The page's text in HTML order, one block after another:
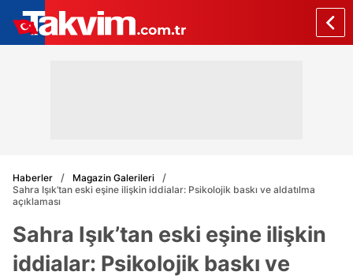
Haberler
Magazin Galerileri
Sahra Işık’tan eski eşine ilişkin iddialar: Psikolojik baskı ve aldatılma
açıklaması
Sahra Işık’tan eski eşine ilişkin
iddialar: Psikolojik baskı ve